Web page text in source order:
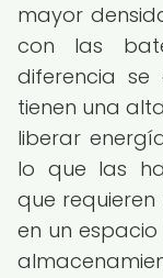
mayor
con las
diferencia
tienen una
liberar
lo que las
que
en un